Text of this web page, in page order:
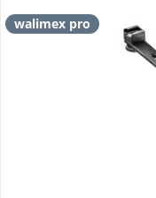
walimex pro